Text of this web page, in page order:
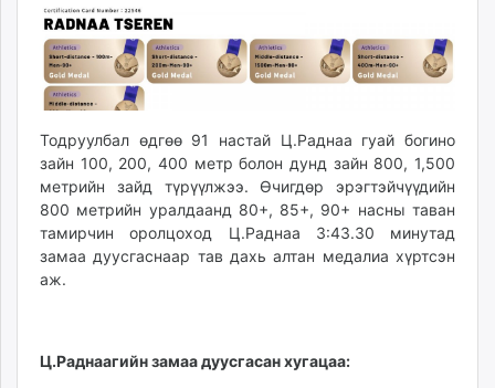
shuum.mn
times.mn
tvmongolia.mn
mass.mn
assa.mn
toim.mn
tac.mn
paparazzi.mn
unread.today
Тодруулбал өдгөө 91 настай Ц.Раднаа гуай богино
зайн 100, 200, 400 метр болон дунд зайн 800, 1,500
метрийн зайд түрүүлжээ. Өчигдөр эрэгтэйчүүдийн
800 метрийн уралдаанд 80+, 85+, 90+ насны таван
тамирчин оролцоход Ц.Раднаа 3:43.30 минутад
замаа дуусгаснаар тав дахь алтан медалиа хүртсэн
аж.
Ц.Раднаагийн замаа дуусгасан хугацаа: